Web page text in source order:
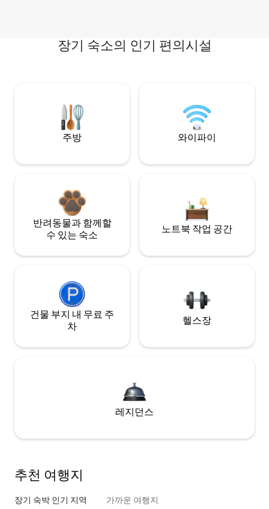
장기 숙소의 인기 편의시설
주방 와이파이
반려동물과 함께할
수 있는 숙소
노트북 작업 공간
건물 부지 내 무료 주
차
헬스장
레지던스
추천 여행지
장기 숙박 인기 지역 가까운 여행지